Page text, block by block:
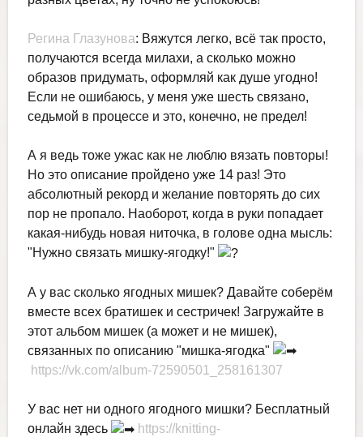
Регина Глазунова: Вяжутся легко, всё так просто,
получаются всегда милахи, а сколько можно
образов придумать, оформляй как душе угодно!
Если не ошибаюсь, у меня уже шесть связано,
седьмой в процессе и это, конечно, не предел!
А я ведь тоже ужас как не люблю вязать повторы!
Но это описание пройдено уже 14 раз! Это
абсолютный рекорд и желание повторять до сих
пор не пропало. Наоборот, когда в руки попадает
какая-нибудь новая ниточка, в голове одна мысль:
"Нужно связать мишку-ягодку!"
А у вас сколько ягодных мишек? Давайте соберём
вместе всех братишек и сестричек! Загружайте в
этот альбом мишек (а может и не мишек),
связанных по описанию "мишка-ягодка"
https://vk.com/album-72590501_258161307
У вас нет ни одного ягодного мишки? Бесплатный
онлайн здесь
https://knitting-